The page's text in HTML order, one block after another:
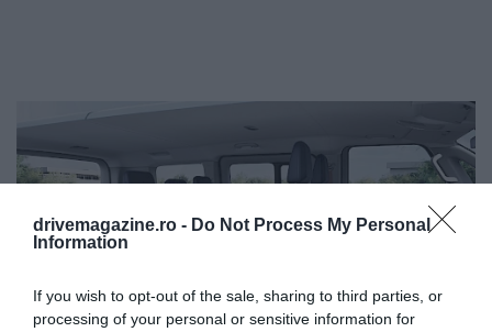
drivemagazine.ro - Do Not Process My Personal
Information
If you wish to opt-out of the sale, sharing to third parties, or
processing of your personal or sensitive information for